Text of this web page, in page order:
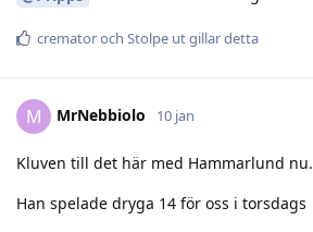
crematoroch Stolpe utgillar detta
M MrNebbiolo 10 jan
Kluven till det här med Hammarlund nu.
Han spelade dryga 14 för oss i torsdags